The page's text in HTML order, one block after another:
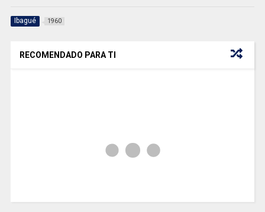
Ibagué 1960
RECOMENDADO PARA TI